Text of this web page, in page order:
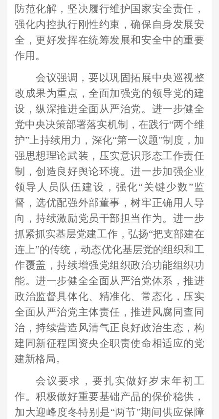
防范化解，坚决履行维护国家安全责任，
强化内控执行刚性约束，确保自身发展安
全，更好发挥在统筹发展和安全中的重要
作用。
会议强调，要以巩固拓展中央巡视整
改成果为重点，全面加强党的领导党的建
设，纵深推进全面从严治党。进一步健全
党中央决策部署落实机制，在践行“两个维
护”上持续用力，深化“第一议题”制度，加
强思想理论武装，压实意识形态工作责任
制，创造良好舆论环境。进一步加强企业
领导人员队伍建设，强化“关键少数”监
督，选优配强外部董事，树牢正确用人导
向，持续激励党员干部担当作为。进一步
抓紧抓实基层党建工作，弘扬“把支部建在
连上”的传统，动态优化基层党的组织和工
作覆盖，持续增强党组织政治功能组织功
能。进一步健全全面从严治党体系，推进
政治监督具体化、精准化、常态化，压实
全面从严治党主体责任，推进风腐同查同
治，持续营造风清气正良好政治生态，构
建同新征程国资央企职责使命相适应的党
建新格局。
会议要求，要扎实做好岁末年初工
作。积极做好重要基础产品的保价稳供，
加大迎峰度冬特别是“两节”期间供应保障